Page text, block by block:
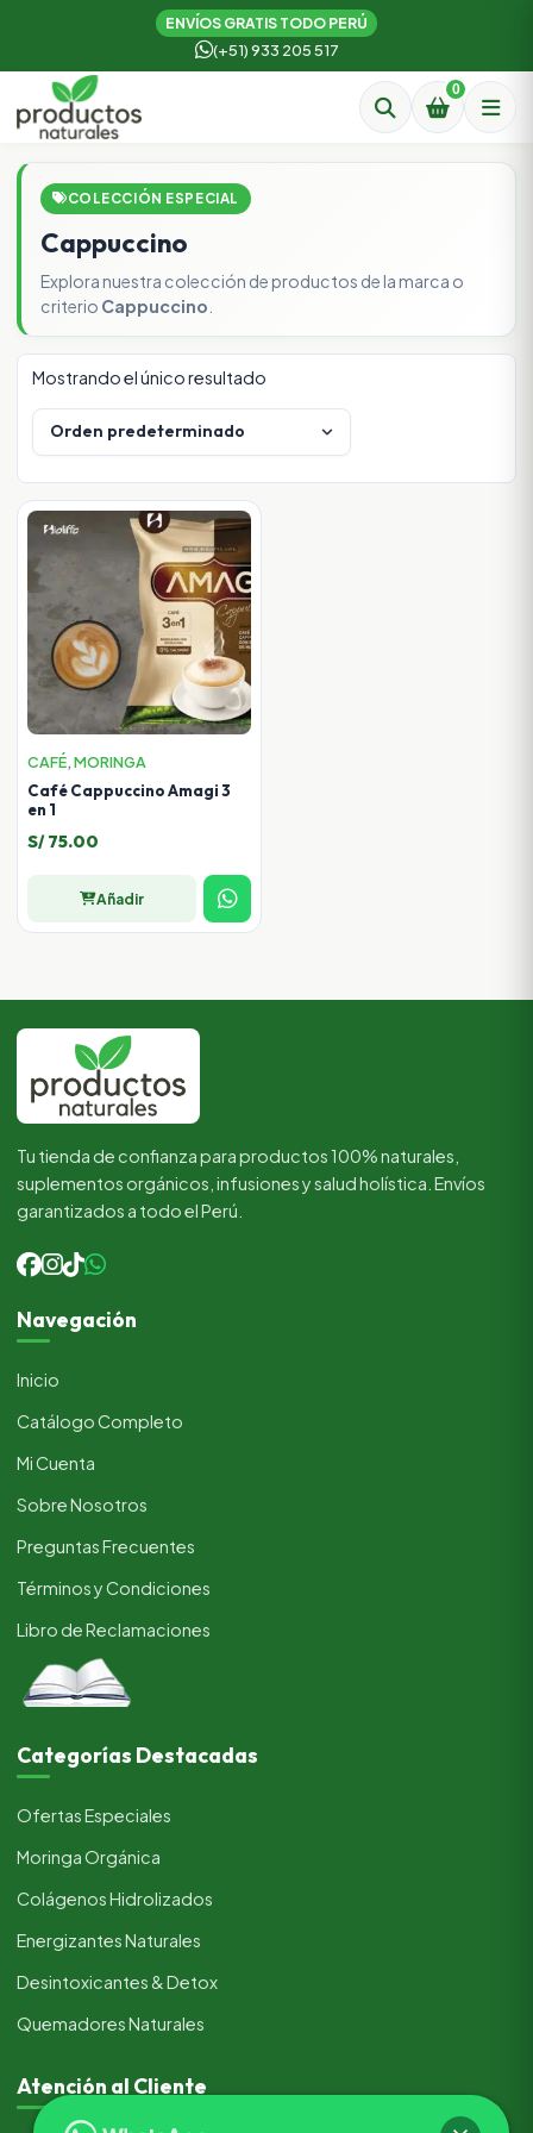
ENVÍOS GRATIS TODO PERÚ
(+51) 933 205 517
0
COLECCIÓN ESPECIAL
Cappuccino
Explora nuestra colección de productos de la marca o
criterio Cappuccino
Mostrando el único resultado
CAFÉ,MORINGA
Café Cappuccino Amagi 3
en 1
S/75.00
Añadir
Tu tienda de confianza para productos 100% naturales,
suplementos orgánicos, infusiones y salud holística. Envíos
garantizados a todo el Perú.
Navegación
Inicio
Catálogo Completo
Mi Cuenta
Sobre Nosotros
Preguntas Frecuentes
Términos y Condiciones
Libro de Reclamaciones
Categorías Destacadas
Ofertas Especiales
Moringa Orgánica
Colágenos Hidrolizados
Energizantes Naturales
Desintoxicantes & Detox
Quemadores Naturales
Atención al Cliente